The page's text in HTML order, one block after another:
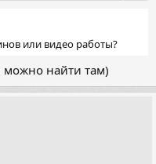
или видео работы?
можно найти там)